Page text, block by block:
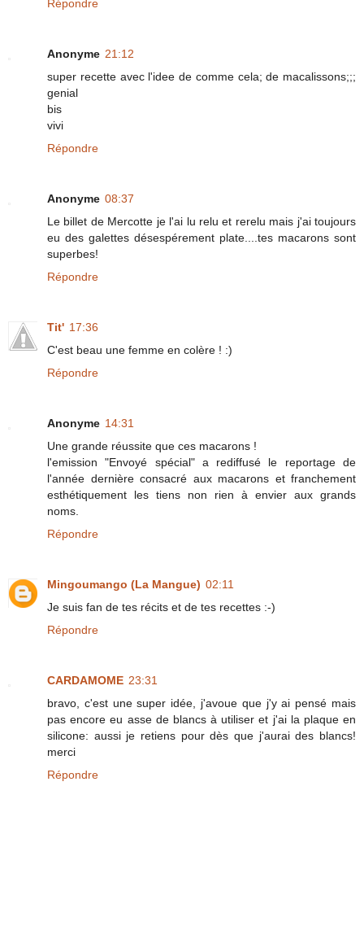
Répondre
Anonyme 21:12
super recette avec l'idee de comme cela; de macalissons;;;
genial
bis
vivi
Répondre
Anonyme 08:37
Le billet de Mercotte je l'ai lu relu et rerelu mais j'ai toujours
eu des galettes désespérement plate....tes macarons sont
superbes!
Répondre
Tit' 17:36
C'est beau une femme en colère ! :)
Répondre
Anonyme 14:31
Une grande réussite que ces macarons !
l'emission "Envoyé spécial" a rediffusé le reportage de
l'année dernière consacré aux macarons et franchement
esthétiquement les tiens non rien à envier aux grands
noms.
Répondre
Mingoumango (La Mangue) 02:11
Je suis fan de tes récits et de tes recettes :-)
Répondre
CARDAMOME 23:31
bravo, c'est une super idée, j'avoue que j'y ai pensé mais
pas encore eu asse de blancs à utiliser et j'ai la plaque en
silicone: aussi je retiens pour dès que j'aurai des blancs!
merci
Répondre